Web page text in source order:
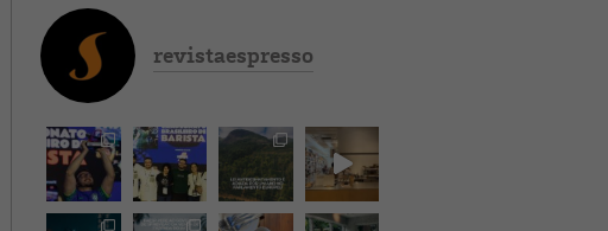
revistaespresso